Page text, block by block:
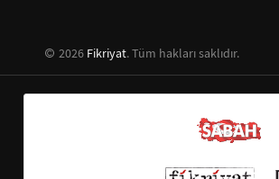
2026 Fikriyat. Tüm hakları saklıdır.